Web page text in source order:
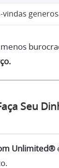
vindas
Seu
Unlimited®